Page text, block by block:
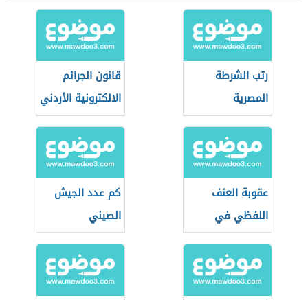
رتب الشرطة
المصرية
قانون الجرائم
الالكترونية الأردني
عقوبة العنف
اللفظي في
القانون الجزائري
كم عدد الجيش
الصيني